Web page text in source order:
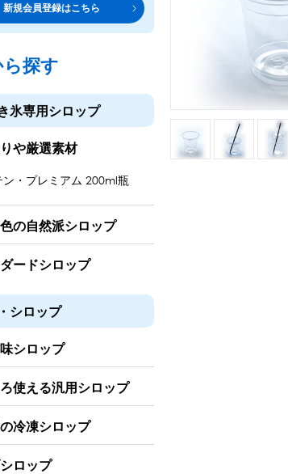
デンスミルク あずき・餡
ススライサー キューブアイススライサー カートリ
氷
氷（味つきの氷）
スプーン
プラスチックカップ 発泡スチロールカップ
ドリンク材料
冷凍フルーツ ドリンクカップ・ストロー
ワー・レードル
トッピング 製菓材料
メニューに
新規会員登録はこちら
探す
氷専用シロップ
や厳選素材
ン・プレミアム 200ml瓶
の自然派シロップ
ードシロップ
シロップ
シロップ
使える汎用シロップ
冷凍シロップ
ロップ